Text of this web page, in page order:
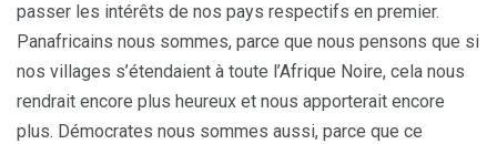
passer les intérêts de nos pays respectifs en premier.
Panafricains nous sommes, parce que nous pensons que si
nos villages s’étendaient à toute l’Afrique Noire, cela nous
rendrait encore plus heureux et nous apporterait encore
plus. Démocrates nous sommes aussi, parce que ce